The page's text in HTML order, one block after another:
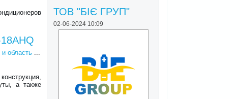
ТОВ "БІЄ ГРУП"
02-06-2024 10:09
область ...
а также